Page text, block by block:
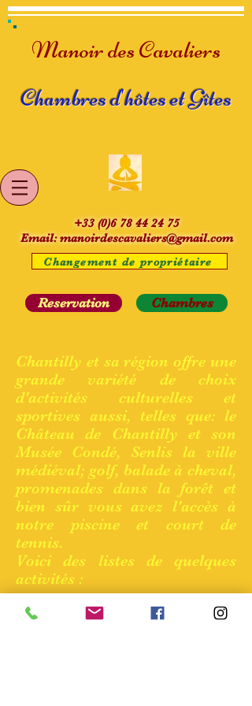
Manoir des Cavaliers
Chambres d'hôtes et Gîtes
+33 (0)6 78 44 24 75
Email:manoirdescavaliers@gmail.com
Changement de propriétaire
Reservation Chambres
Chantilly et sa région offre une
grande variété de choix
d'activités culturelles et
sportives aussi, telles que: le
Château de Chantilly et son
Musée Condé, Senlis la ville
médiéval; golf, balade à cheval,
promenades dans laforêt et
bien sûr vous avez l'accès à
notre piscine et court de
tennis.
Voici des listes de quelques
activités :
ACTIVITÉS CULTURELLES